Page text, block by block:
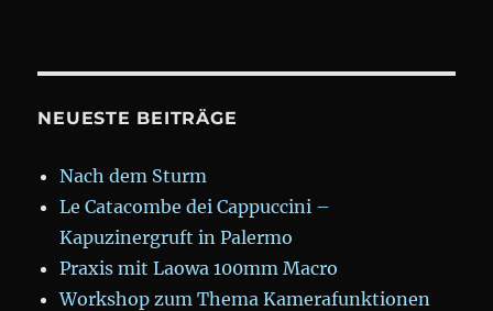
wen
NEUESTE BEITRÄGE
Nach dem Sturm
Le Catacombe dei Cappuccini –
Kapuzinergruft in Palermo
Praxis mit Laowa 100mm Macro
Workshop zum Thema Kamerafunktionen